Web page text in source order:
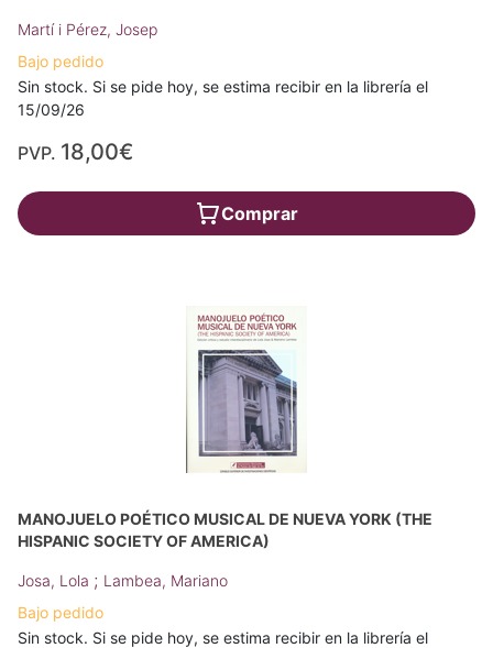
Martí i Pérez, Josep
Bajo pedido
Sin stock. Si se pide hoy, se estima recibir en la librería el
15/09/26
PVP. 18,00€
Comprar
MANOJUELO POÉTICO MUSICAL DE NUEVA YORK (THE
HISPANIC SOCIETY OF AMERICA)
Josa, Lola ; Lambea, Mariano
Bajo pedido
Sin stock. Si se pide hoy, se estima recibir en la librería el